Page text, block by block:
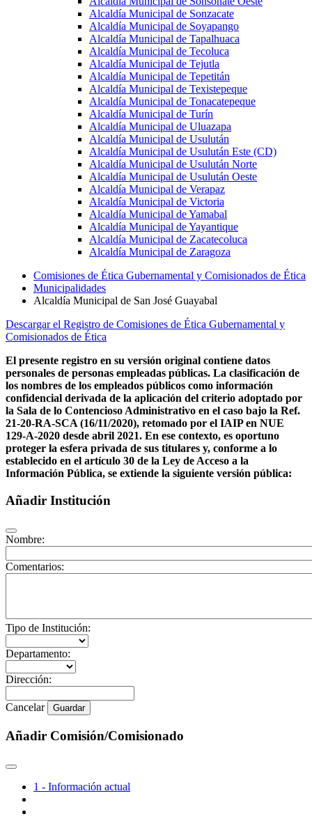
Alcaldía Municipal de Sonzacate
Alcaldía Municipal de Soyapango
Alcaldía Municipal de Tapalhuaca
Alcaldía Municipal de Tecoluca
Alcaldía Municipal de Tejutla
Alcaldía Municipal de Tepetitán
Alcaldía Municipal de Texistepeque
Alcaldía Municipal de Tonacatepeque
Alcaldía Municipal de Turín
Alcaldía Municipal de Uluazapa
Alcaldía Municipal de Usulután
Alcaldía Municipal de Usulután Este (CD)
Alcaldía Municipal de Usulután Norte
Alcaldía Municipal de Usulután Oeste
Alcaldía Municipal de Verapaz
Alcaldía Municipal de Victoria
Alcaldía Municipal de Yamabal
Alcaldía Municipal de Yayantique
Alcaldía Municipal de Zacatecoluca
Alcaldía Municipal de Zaragoza
Comisiones de Ética Gubernamental y Comisionados de Ética
Municipalidades
Alcaldía Municipal de San José Guayabal
Descargar el Registro de Comisiones de Ética Gubernamental y
Comisionados de Ética
El presente registro en su versión original contiene datos
personales de personas empleadas públicas. La clasificación de
los nombres de los empleados públicos como información
confidencial derivada de la aplicación del criterio adoptado por
la Sala de lo Contencioso Administrativo en el caso bajo la Ref.
21-20-RA-SCA (16/11/2020), retomado por el IAIP en NUE
129-A-2020 desde abril 2021. En ese contexto, es oportuno
proteger la esfera privada de sus titulares y, conforme a lo
establecido en el artículo 30 de la Ley de Acceso a la
Información Pública, se extiende la siguiente versión pública:
Añadir Institución
Nombre:
Comentarios:
Tipo de Institución:
Departamento:
Dirección:
Cancelar Guardar
Añadir Comisión/Comisionado
1 - Información actual